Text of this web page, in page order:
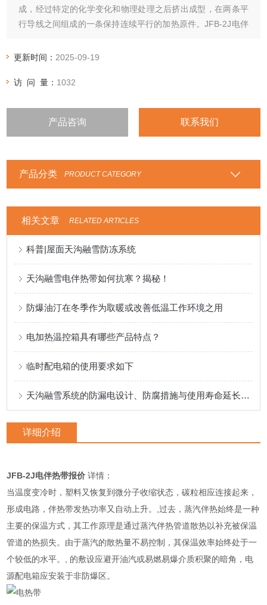
成，经过特定的化学变化和物理处理之后挤出成型，在两条平
行导线之间组成的一条保持连续平行的加热原件。JFB-2J电伴
更新时间： 2025-09-19
访 问 量： 1032
产品咨询 联系我们
产品分类 PRODUCT CATEGORY
相关文章 RELATED ARTICLES
科普|屋面天沟融雪防冻系统
天沟融雪电伴热带如何抗寒？揭秘！
防爆油汀在冬季作为取暖或改善低温工作环境之用
电加热温控箱具有哪些产品特点？
临时配电箱的使用要求如下
天沟融雪系统的防漏电设计、防腐措施与使用寿命延长策略
详细介绍
JFB-2J电伴热带报价 详情：
当温度变冷时，塑料又恢复到微分子收缩状态，碳粒相应连接起来，
形成电路，伴热带发热功率又自动上升。,过去，蒸汽伴热始终是一种
主要的保温方式，其工作原理是通过蒸汽伴热管道散热以补充被保温
管道的热损失。由于蒸汽的散热量不易控制，其保温效率始终处于一
个较低的水平。, 的敷设应避开油汽或易燃易爆介质积聚的暗角，电
源配电箱应安装于非防爆区。